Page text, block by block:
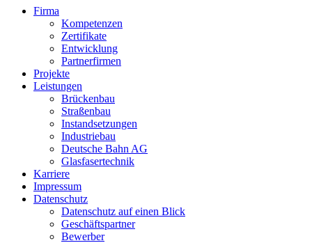
Firma
Kompetenzen
Zertifikate
Entwicklung
Partnerfirmen
Projekte
Leistungen
Brückenbau
Straßenbau
Instandsetzungen
Industriebau
Deutsche Bahn AG
Glasfasertechnik
Karriere
Impressum
Datenschutz
Datenschutz auf einen Blick
Geschäftspartner
Bewerber